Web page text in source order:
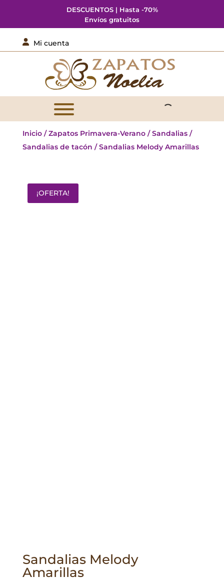
DESCUENTOS | Hasta -70%
Envíos gratuitos
 Mi cuenta
Inicio/Zapatos Primavera-Verano/Sandalias/
Sandalias de tacón / Sandalias Melody Amarillas
¡OFERTA!
Sandalias Melody
Amarillas